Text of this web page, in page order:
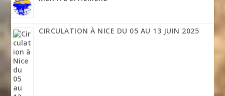
CIRCULATION À NICE DU 05 AU 13 JUIN 2025